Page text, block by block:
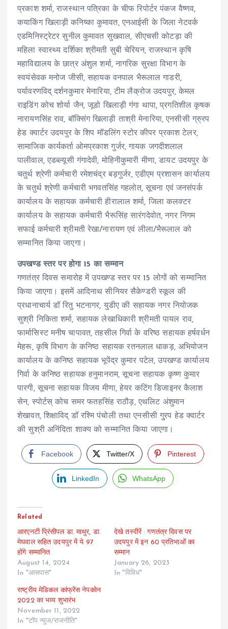
प्रकाश शर्मा, राजस्थान पत्रिका के चीफ रिपोर्टर पंकज वैष्णव,
कयाकिंग खिलाड़ी कनिष्का कुमावत, एनआईसी के जिला नेटवर्क
एडमिनिस्ट्रेटर सुनील कुमावत सुखवाल, सीएचसी कोटड़ा की
महिला स्वास्थ्य दर्शिका श्रीमती सुबी चेरियन, राजस्थान कृषि
महाविद्यालय के छात्र अंशुल शर्मा, नागरिक सुरक्षा विभाग के
स्वयंसेवक मनोज जीसी, सहायक वनपाल भैरूलाल गाडरी,
पर्यावरणविद् दर्शनकुमार मेनारिया, टीम लैक्रोज उदयपुर, केमल
राइडिंग कोच शोर्या जैन, जूडो खिलाड़ी गंगा थापा, प्रगतिशील कृषक
नारायणसिंह राव, बॉक्सिंग खिलाड़ी ताश्री मेनारिया, एनसीसी ग्रु्रप
हेड क्वार्टर उदयपुर के शिप मॉडलिंग स्टोर कीपर प्रकाश टेलर,
सामाजिक कार्यकर्ता ओमप्रकाश गुर्जर, गायक जगदीशलाल
पालीवाल, एडब्ल्यूसी गंगादेवी, मोहिनीकुमारी मीणा, डायट उदयपुर के
चतुर्थ श्रेणी कर्मचारी रमेशचंद्र बड़गुर्जर, एडीएम प्रशासन कार्यालय
के चतुर्थ श्रेणी कर्मचारी भगवतसिंह गहलोत, सूचना एवं जनसंपर्क
कार्यालय के सहायक कर्मचारी हीरालाल शर्मा, जिला कलक्टर
कार्यालय के सहायक कर्मचारी भैरूसिंह सारंगदेवोत, नगर निगम
सफाई कर्मचारी श्रीमती रेखा/नारायण एवं लीला/भैरूलाल को
सम्मानित किया जाएगा।
उपखण्ड स्तर पर होगा 15 का सम्मान
गणतंत्र दिवस समारोह में उपखण्ड स्तर पर 15 लोगों को सम्मानित
किया जाएगा। इसमें आदिनाथ सीनियर सैकेण्डरी स्कूल की
प्रधानाचार्य डॉ रितु भटनागर, युडीए की सहायक नगर नियोजक
सुश्री निकिता शर्मा, सहायक लेखाधिकारी श्रीमती पायल राव,
फार्मासिस्ट मनीष चापावत, तहसील गिर्वा के वरिष्ठ सहायक हर्षवर्धन
मेहरू, कृषि विभाग के कनिष्ठ सहायक रतनलाल धाकड़, अभियोजन
कार्यालय के कनिष्ठ सहायक भूपेंद्र कुमार पटेल, उपखण्ड कार्यालय
गिर्वा के कनिष्ठ सहायक हनुमानराम, सूचना सहायक कृष्ण कुमार
पारगी, सूचना सहायक विजय मीणा, हेयर कटिंग डिजाइनर कैलाश
सेन, स्पोर्टस् कोच समर फतहसिंह राठौड़, एथलिट अंशुमान
शेखावत, शिक्षाविद् डॉ रश्मि पंचोली तथा एनसीसी गु्रप हेड क्वार्टर
की सुश्री अनिंदिता शाक्य को सम्मानित किया जाएगा।
Facebook Twitter/X Pinterest
LinkedIn WhatsApp
Related
आरएनटी प्रिंसीपल डा. माथुर, डा.
मेघवाल सहित उदयपुर में ये 97
होंगे सम्मानित
August 14, 2024
In "आसपास"
देखे तस्वीरें : गणतंत्र दिवस पर
उदयपुर में इन 60 प्रतिभाओं का
सम्मान
January 26, 2023
In "विविध"
राष्ट्रीय मेडिकल कांफ्रेंस नेपकोन
2022 का भव्य शुभारंभ
November 11, 2022
In "टॉप न्यूज/राजनीति"